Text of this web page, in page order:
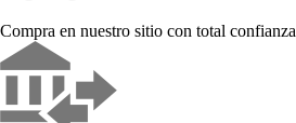
Compra en nuestro sitio con total confianza